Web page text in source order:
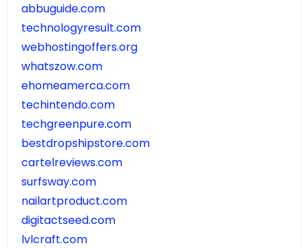
abbuguide.com
technologyresult.com
webhostingoffers.org
whatszow.com
ehomeamerca.com
techintendo.com
techgreenpure.com
bestdropshipstore.com
cartelreviews.com
surfsway.com
nailartproduct.com
digitactseed.com
lvlcraft.com